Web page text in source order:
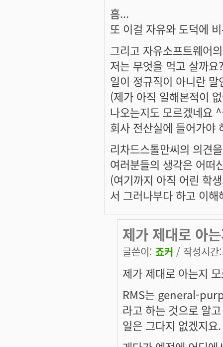
흠...
또 이걸 자유와 도덕에
그리고 자유소프트웨어
저는 무엇을 먹고 살까요
일이 정규직이 아니란 말
(제가 아직 일해본적이
나오는지도 모르겠네요
회사 전산실에 들어가야
리차드스톨만씨의 의견
여러분들의 생각은 어떠
(여기까지 아직 어린 학
서 그러나부다 하고 이
제가 제대로 아
글쓴이: 죠커 / 작성시
제가 제대로 아는지
RMS는 general-
라고 하는 것으로 알
일은 그다지 없겠지요.